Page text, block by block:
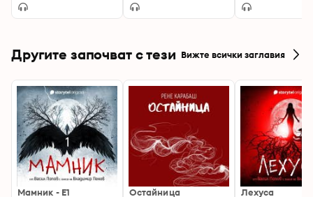
Другите започват с тези Вижте всички заглавия
Мамник - E1 Остайница Лехуса